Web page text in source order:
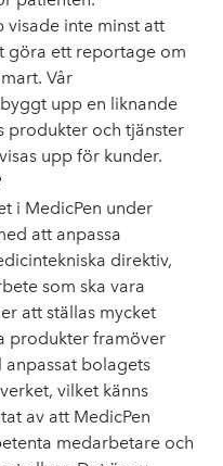
visade inte minst att
göra ett reportage om
Vår
upp en liknande
produkter och tjänster
upp för kunder.
i MedicPen under
att anpassa
direktiv,
som ska vara
att ställas mycket
produkter framöver
bolagets
vilket känns
av att MedicPen
medarbetare och